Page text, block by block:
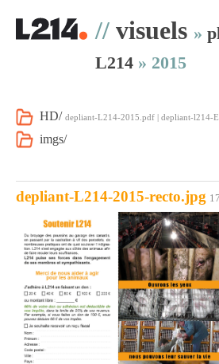
// visuels »
L214 » 2015
HD/ depliant-L214-2015.pdf | depliant-l214-
imgs/
depliant-L214-2015-recto.jpg